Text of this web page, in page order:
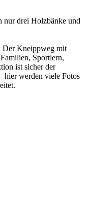
nur drei Holzbänke und
Der Kneippweg mit
Sportlern,
ist sicher der
hier werden viele Fotos